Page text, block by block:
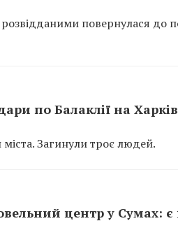
повернулася до
по Балаклії на
Загинули троє людей.
центр у Сумах: є